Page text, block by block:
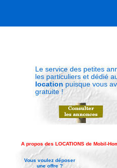
Le service des petites
les particuliers et dédié
location puisque vous
gratuite !
A propos des LOCATIONS de Mobil-
Vous voulez déposer
une offre ?